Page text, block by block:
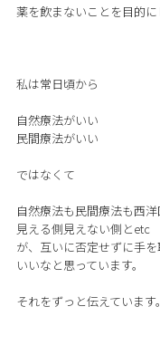
薬を飲まないことを目的に
私は常日頃から
自然療法がいい
民間療法がいい
ではなくて
自然療法も民間療法も西
見える側見えない側とetc
が、互いに否定せずに手
いいなと思っています。
それをずっと伝えています。